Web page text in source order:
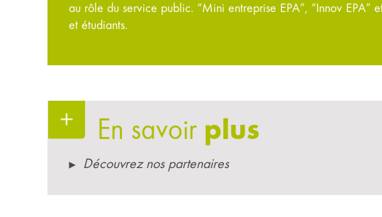
au rôle du service public. “Mini entreprise EPA”, “Innov EPA”
et étudiants.
En savoir plus
Découvrez nos partenaires